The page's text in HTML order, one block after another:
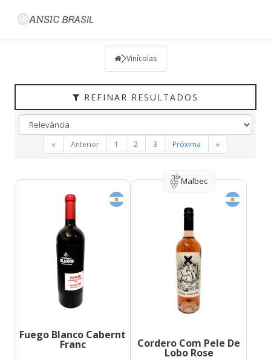
Vinícolas
REFINAR RESULTADOS
UVAS
VINÍCOLA
« Anterior 1 2 3 Próxima »
Fuego Blanco Cabernt
Franc
Malbec
Cordero Com Pele De
Lobo Rose